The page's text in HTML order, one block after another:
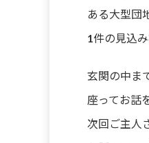
ある大型団
1件の見込
玄関の中ま
座ってお話
次回ご主人